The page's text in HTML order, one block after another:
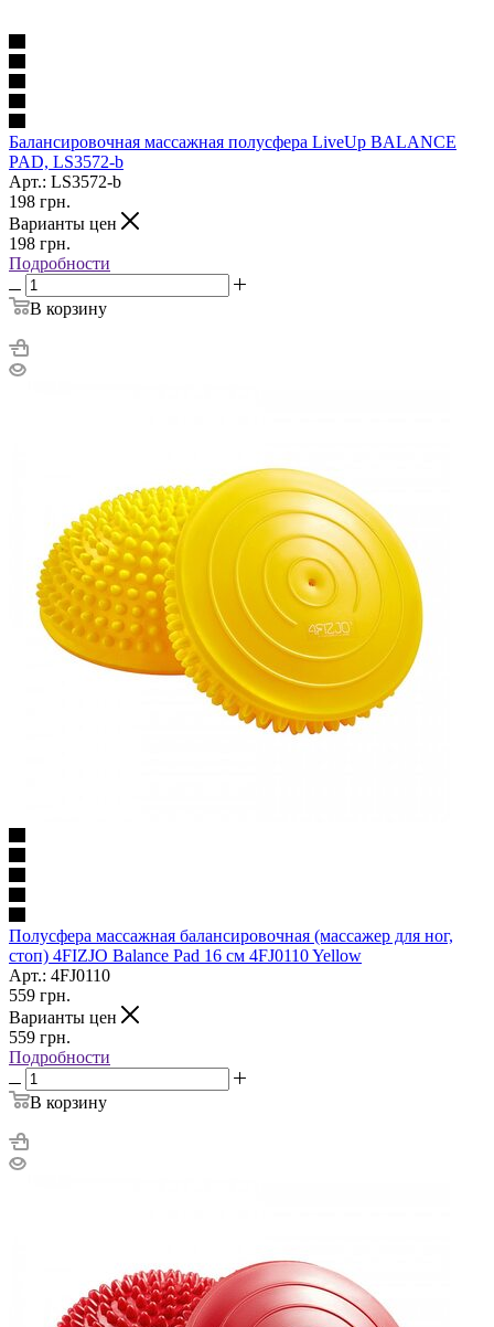
Балансировочная массажная полусфера LiveUp BALANCE
PAD, LS3572-b
Арт.: LS3572-b
198 грн.
Варианты цен
198 грн.
Подробности
В корзину
Полусфера массажная балансировочная (массажер для ног,
стоп) 4FIZJO Balance Pad 16 см 4FJ0110 Yellow
Арт.: 4FJ0110
559 грн.
Варианты цен
559 грн.
Подробности
В корзину